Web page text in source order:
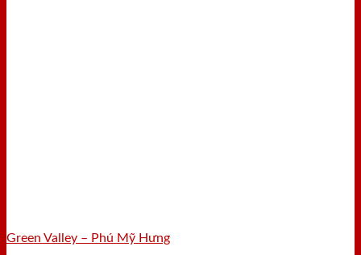
Green Valley – Phú Mỹ Hưng